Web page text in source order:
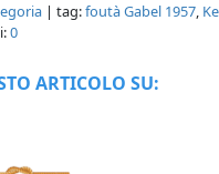
| tag:foutà Gabel 1957,
0
ARTICOLO SU: